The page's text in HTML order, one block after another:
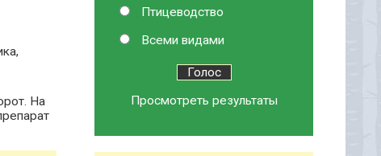
На
Птицеводство
Всеми видами
Просмотреть результаты